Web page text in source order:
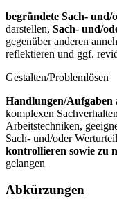
begründete Sach-
darstellen, Sach- und/
gegenüber anderen
reflektieren und ggf.
Gestalten/Problemlösen
Handlungen/Aufgaben
komplexen
Arbeitstechniken,
Sach- und/oder
kontrollieren sowie zu
gelangen
Abkürzungen